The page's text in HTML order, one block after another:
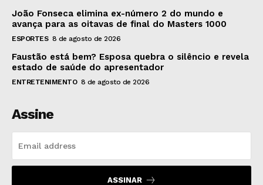
João Fonseca elimina ex-número 2 do mundo e
avança para as oitavas de final do Masters 1000
ESPORTES 8 de agosto de 2026
Faustão está bem? Esposa quebra o silêncio e revela
estado de saúde do apresentador
ENTRETENIMENTO 8 de agosto de 2026
Assine
ASSINAR